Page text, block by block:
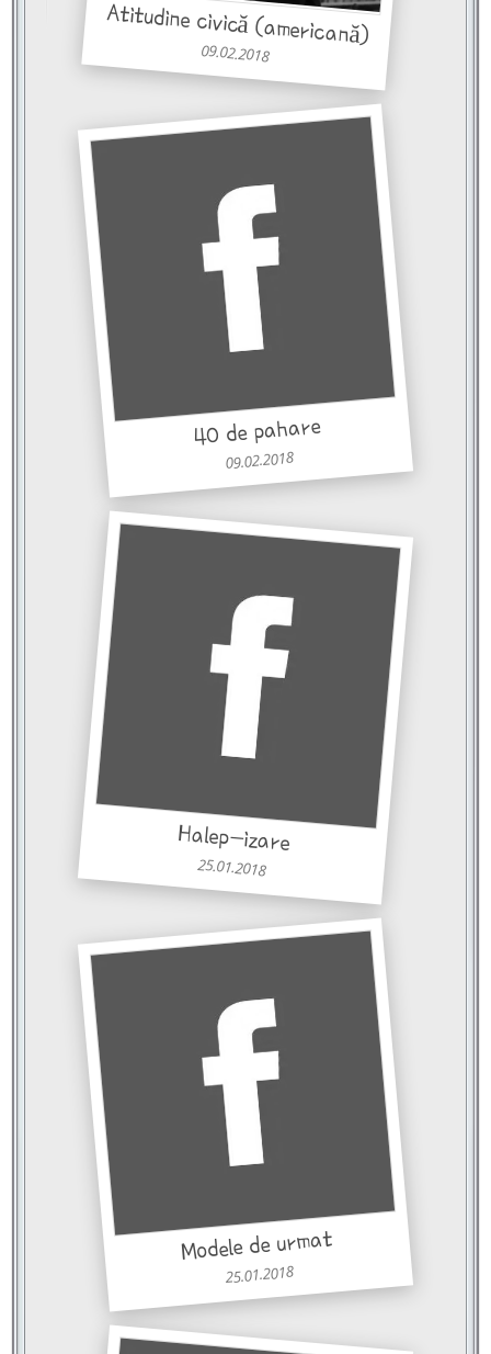
Atitudine civică (americană)
09.02.2018
40 de pahare
09.02.2018
Halep-izare
25.01.2018
Modele de urmat
25.01.2018